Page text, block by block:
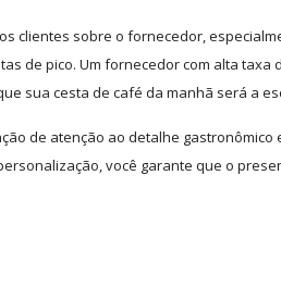
clientes sobre o fornecedor,
de pico. Um fornecedor com alta taxa
sua cesta de café da manhã será a
de atenção ao detalhe gastronômico
você garante que o